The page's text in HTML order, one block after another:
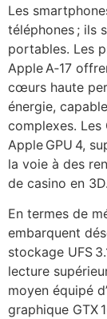
Les
téléphones ; ils
portables. Les
Apple A‑17
cœurs haute
énergie,
complexes. Les
Apple GPU 4,
la voie à des
de casino en 3D.
En termes de
embarquent
stockage UFS
lecture
moyen équipé
graphique GTX